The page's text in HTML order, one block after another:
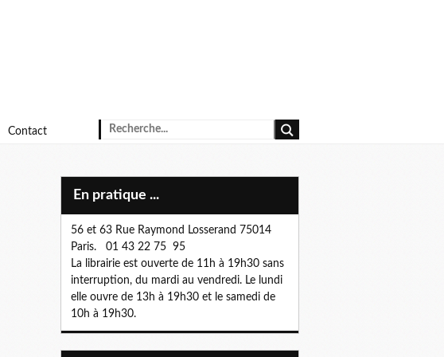
Contact
En pratique ...
56 et 63 Rue Raymond Losserand 75014
Paris. 01 43 22 75 95
La librairie est ouverte de 11h à 19h30 sans
interruption, du mardi au vendredi. Le lundi
elle ouvre de 13h à 19h30 et le samedi de
10h à 19h30.